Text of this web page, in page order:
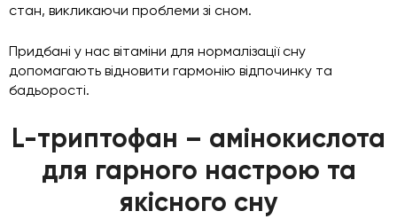
стан, викликаючи проблеми зі сном.
Придбані у нас вітаміни для нормалізації сну
допомагають відновити гармонію відпочинку та
бадьорості.
L-триптофан – амінокислота
для гарного настрою та
якісного сну